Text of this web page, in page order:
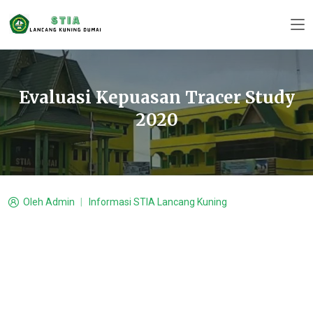
Evaluasi Kepuasan Tracer Study
2020
Oleh Admin Informasi STIA Lancang Kuning